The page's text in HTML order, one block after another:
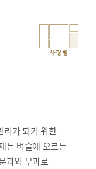
사랑방
리가 되기 위한
는 벼슬에 오르는
과와 무과로